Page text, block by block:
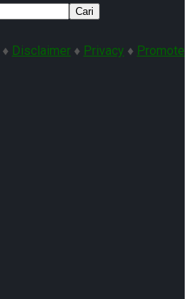
♦ Disclaimer ♦ Privacy ♦ Promote
Cari